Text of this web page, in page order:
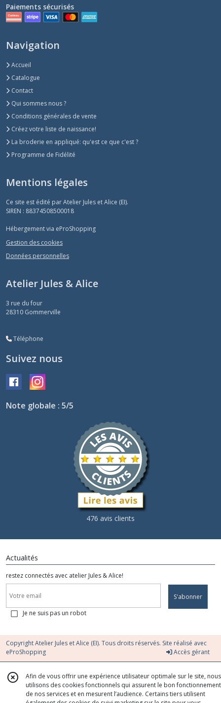
Paiements sécurisés
Navigation
Accueil
Catalogue
Contact
Qui sommes nous ?
Conditions générales de vente
Créez votre liste de naissance!
La broderie en appliqué: qu'est ce que c'est ?
Programme de Fidélité
Mentions légales
Ce site est édité par Atelier Jules et Alice (EI).
SIREN : 88374508500018
Hébergement via eProShopping
Gestion des cookies
Données personnelles
Atelier Jules & Alice
3 rue du four
28310 Gommerville
Téléphone
Suivez nous
Note globale : 5/5
476 avis clients
Actualités
restez connectés avec atelier Jules & Alice!
S'abonner
Je ne suis pas un robot
Copyright Atelier Jules et Alice (EI). Tous droits réservés. Site réalisé avec
eProShopping
Accès gérant
Afin de vous offrir une expérience utilisateur optimale sur le site, nous
utilisons des cookies fonctionnels qui assurent le bon fonctionnement
de nos services et en mesurent l’audience. Certains tiers utilisent